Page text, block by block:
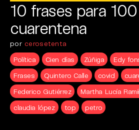
10 frases para
cuarentena
por cerosetenta
Política
Cien días Zúñiga Edy
Frases
Quintero Calle covid
Federico Gutiérrez
Martha Lucía
claudia lópez
top petro